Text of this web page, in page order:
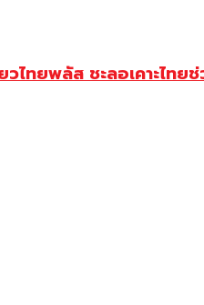
ทยพลัส ชะลอเคาะไทย